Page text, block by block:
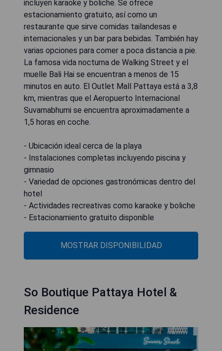
incluyen karaoke y boliche. Se ofrece
estacionamiento gratuito, así como un
restaurante que sirve comidas tailandesas e
internacionales y un bar para bebidas. También hay
varias opciones para comer a poca distancia a pie.
La famosa vida nocturna de Walking Street y el
muelle Bali Hai se encuentran a menos de 15
minutos en auto. El Outlet Mall Pattaya está a 3,8
km, mientras que el Aeropuerto Internacional
Suvarnabhumi se encuentra aproximadamente a
1,5 horas en coche.
- Ubicación ideal cerca de la playa
- Instalaciones completas incluyendo piscina y
gimnasio
- Variedad de opciones gastronómicas dentro del
hotel
- Actividades recreativas como karaoke y boliche
- Estacionamiento gratuito disponible
MOSTRAR DISPONIBILIDAD
So Boutique Pattaya Hotel &
Residence